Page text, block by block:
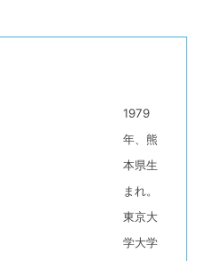
1979
年、熊
本県生
まれ。
東京大
学大学